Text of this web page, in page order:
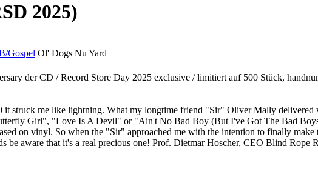
2025)
Gospel Ol' Dogs Nu Yard
der CD / Record Store Day 2025 exclusive / limitiert auf 500 Stück,
struck me like lightning. What my longtime friend "Sir" Oliver Mally delivered
Girl", "Love Is A Devil" or "Ain't No Bad Boy (But I've Got The Bad
on vinyl. So when the "Sir" approached me with the intention to finally
be aware that it's a real precious one! Prof. Dietmar Hoscher, CEO Blind Rope